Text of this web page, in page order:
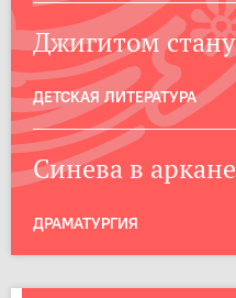
Джигитом
ДЕТСКАЯ ЛИТЕРАТУРА
Синева в аркане
ДРАМАТУРГИЯ